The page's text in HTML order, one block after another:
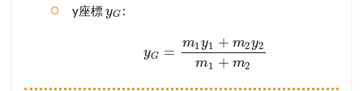
y座標yG :
yG =
m1y1 + m2y2
m1 + m2